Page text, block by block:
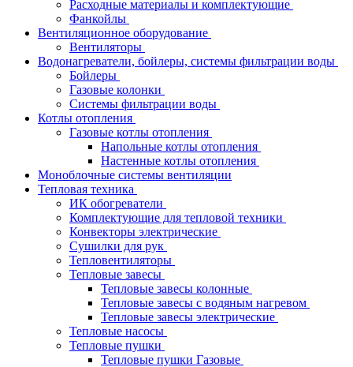
Расходные материалы и комплектующие
Фанкойлы
Вентиляционное оборудование
Вентиляторы
Водонагреватели, бойлеры, системы фильтрации воды
Бойлеры
Газовые колонки
Системы фильтрации воды
Котлы отопления
Газовые котлы отопления
Напольные котлы отопления
Настенные котлы отопления
Моноблочные системы вентиляции
Тепловая техника
ИК обогреватели
Комплектующие для тепловой техники
Конвекторы электрические
Сушилки для рук
Тепловентиляторы
Тепловые завесы
Тепловые завесы колонные
Тепловые завесы с водяным нагревом
Тепловые завесы электрические
Тепловые насосы
Тепловые пушки
Тепловые пушки Газовые